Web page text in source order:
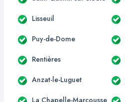
Lisseuil
Puy-de-Dome
Rentières
Anzat-le-Luguet
La Chapelle-Marcousse